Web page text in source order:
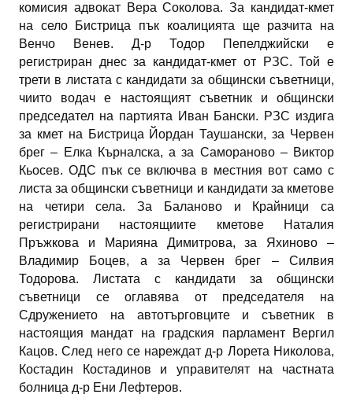
комисия адвокат Вера Соколова. За кандидат-кмет
на село Бистрица пък коалицията ще разчита на
Венчо Венев. Д-р Тодор Пепелджийски е
регистриран днес за кандидат-кмет от РЗС. Той е
трети в листата с кандидати за общински съветници,
чиито водач е настоящият съветник и общински
председател на партията Иван Бански. РЗС издига
за кмет на Бистрица Йордан Таушански, за Червен
брег – Елка Кърналска, а за Самораново – Виктор
Кьосев. ОДС пък се включва в местния вот само с
листа за общински съветници и кандидати за кметове
на четири села. За Баланово и Крайници са
регистрирани настоящиите кметове Наталия
Пръжкова и Марияна Димитрова, за Яхиново –
Владимир Боцев, а за Червен брег – Силвия
Тодорова. Листата с кандидати за общински
съветници се оглавява от председателя на
Сдружението на автотърговците и съветник в
настоящия мандат на градския парламент Вергил
Кацов. След него се нареждат д-р Лорета Николова,
Костадин Костадинов и управителят на частната
болница д-р Ени Лефтеров.